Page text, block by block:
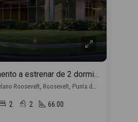
Venta apartamento a estrenar de 2 dormitorios, en Punta del Este con financiación propia
Avenida Franklin Delano Roosevelt, Roosevelt, Punta del Este
2 2 66.00